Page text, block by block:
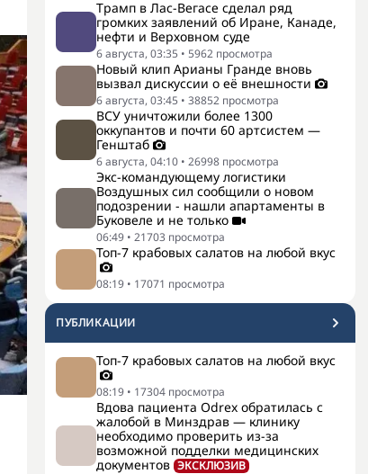
Трамп в Лас-Вегасе сделал ряд
громких заявлений об Иране, Канаде,
нефти и Верховном суде
6 августа, 03:35 • 5962 просмотра
Новый клип Арианы Гранде вновь
вызвал дискуссии о её внешности
6 августа, 03:45 • 38852 просмотра
ВСУ уничтожили более 1300
оккупантов и почти 60 артсистем —
Генштаб
6 августа, 04:10 • 26998 просмотра
Экс-командующему логистики
Воздушных сил сообщили о новом
подозрении - нашли апартаменты в
Буковеле и не только
06:49 • 21703 просмотра
Топ-7 крабовых салатов на любой вкус
08:19 • 17071 просмотра
ПУБЛИКАЦИИ
Топ-7 крабовых салатов на любой вкус
08:19 • 17304 просмотра
Вдова пациента Odrex обратилась с
жалобой в Минздрав — клинику
необходимо проверить из-за
возможной подделки медицинских
документов ЭКСКЛЮЗИВ